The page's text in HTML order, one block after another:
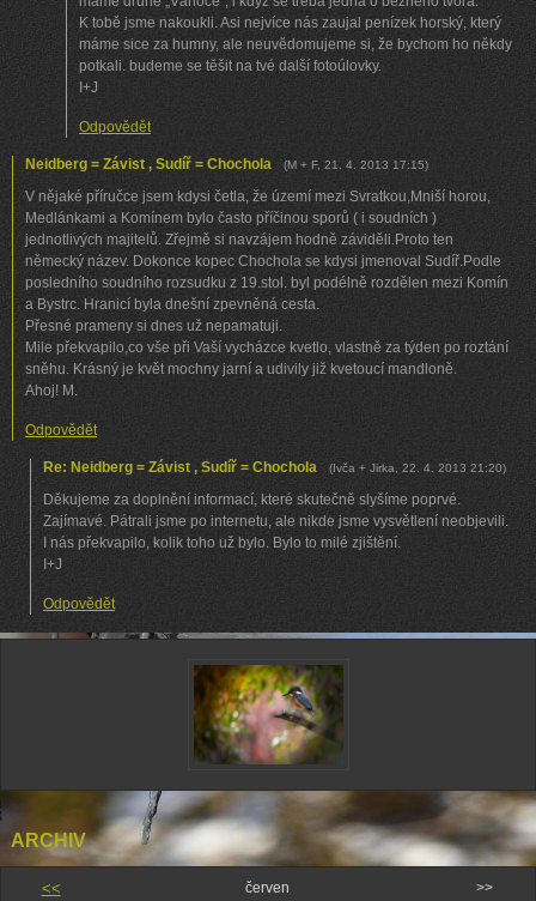
K tobě jsme nakoukli. Asi nejvíce nás zaujal penízek horský, který
máme sice za humny, ale neuvědomujeme si, že bychom ho někdy
potkali. budeme se těšit na tvé další fotoúlovky.
I+J
Odpovědět
Neidberg = Závist , Sudíř = Chochola (M + F, 21. 4. 2013 17:15)
V nějaké příručce jsem kdysi četla, že území mezi Svratkou,Mniší horou,
Medlánkami a Komínem bylo často příčinou sporů ( i soudních )
jednotlivých majitelů. Zřejmě si navzájem hodně záviděli.Proto ten
německý název. Dokonce kopec Chochola se kdysi jmenoval Sudíř.Podle
posledního soudního rozsudku z 19.stol. byl podélně rozdělen mezi Komín
a Bystrc. Hranicí byla dnešní zpevněná cesta.
Přesné prameny si dnes už nepamatuji.
Mile překvapilo,co vše při Vaší vycházce kvetlo, vlastně za týden po roztání
sněhu. Krásný je květ mochny jarní a udivily již kvetoucí mandloně.
Ahoj! M.
Odpovědět
Re: Neidberg = Závist , Sudíř = Chochola (Ivča + Jirka 22. 4. 2013 21:20)
Děkujeme za doplnění informací, které skutečně slyšíme poprvé.
Zajímavé. Pátrali jsme po internetu, ale nikde jsme vysvětlení neobjevili.
I nás překvapilo, kolik toho už bylo. Bylo to milé zjištění.
I+J
Odpovědět
ARCHIV
<< červen >>